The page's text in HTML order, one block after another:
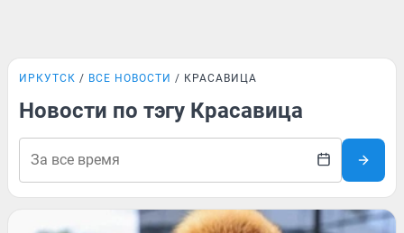
ИРКУТСК ВСЕ НОВОСТИ КРАСАВИЦА
Новости по тэгу Красавица